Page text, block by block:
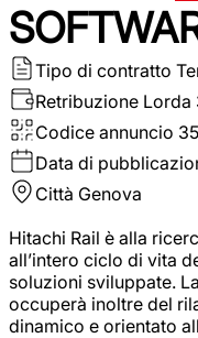
Tipo di contratto
Retribuzione Lorda
Codice annuncio
Data di
Città Genova
Hitachi Rail è alla
all’intero ciclo di vita
soluzioni sviluppate.
occuperà inoltre del
dinamico e orientato